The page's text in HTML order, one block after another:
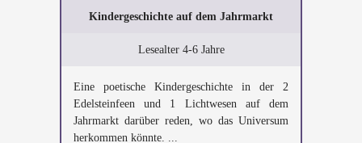
Kindergeschichte auf dem Jahrmarkt
Lesealter 4-6 Jahre
Eine poetische Kindergeschichte in der 2
Edelsteinfeen und 1 Lichtwesen auf dem
Jahrmarkt darüber reden, wo das Universum
herkommen könnte. ...